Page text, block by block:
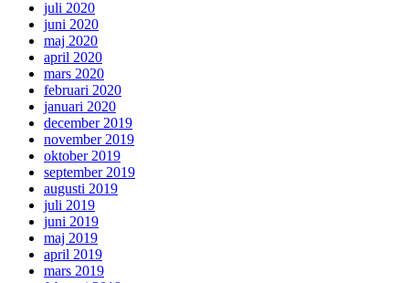
juli 2020
juni 2020
maj 2020
april 2020
mars 2020
februari 2020
januari 2020
december 2019
november 2019
oktober 2019
september 2019
augusti 2019
juli 2019
juni 2019
maj 2019
april 2019
mars 2019